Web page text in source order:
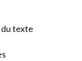
texte